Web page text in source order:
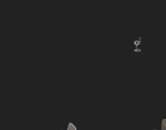
Explorează